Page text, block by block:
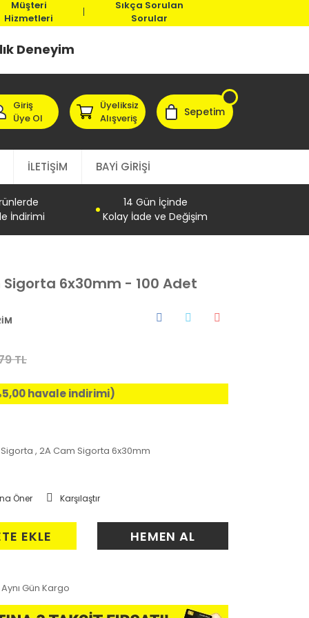
Müşteri
Hizmetleri
Sıkça Sorulan
Sorular
Deneyim
Giriş
Üye Ol
Üyeliksiz
Alışveriş
Sepetim
İLETİŞİM BAYİ GİRİŞİ
İndirimi
14 Gün İçinde
Kolay İade ve Değişim
6x30mm - 100 Adet
TL
havale indirimi)
,2A Cam Sigorta 6x30mm
Öner Karşılaştır
EKLE HEMEN AL
Aynı Gün Kargo